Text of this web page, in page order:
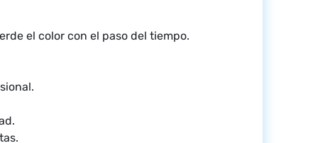
el color con el paso del tiempo.